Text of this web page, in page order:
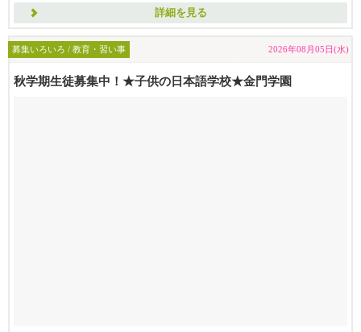
詳細を見る
募集いろいろ / 教育・習い事 2026年08月05日(水)
秋学期生徒募集中！★子供の日本語学校★金門学園